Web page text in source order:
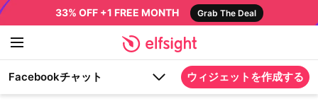
33% OFF +1 FREE MONTH Grab The Deal
Facebookチャット ウィジェットを作成する